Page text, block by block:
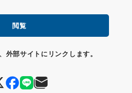
閲覧
外部サイトにリンクします。